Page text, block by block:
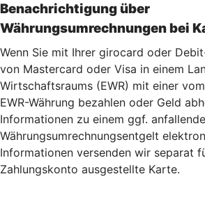
Benachrichtigung über
Währungsumrechnungen bei
Wenn Sie mit Ihrer girocard oder
von Mastercard oder Visa in einem
Wirtschaftsraums (EWR) mit einer
EWR-Währung bezahlen oder Geld
Informationen zu einem ggf.
Währungsumrechnungsentgelt
Informationen versenden wir separat
Zahlungskonto ausgestellte Karte.